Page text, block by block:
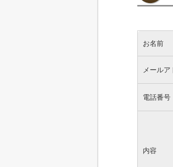
お名前
メールア
電話番号
内容